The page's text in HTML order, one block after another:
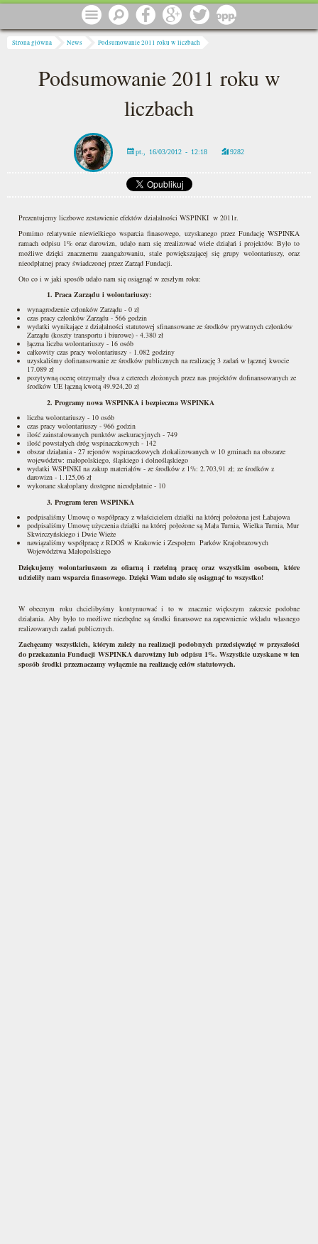
Przejdź do treści Menu Szukaj Facebook Google Twitter
Jesteś tutaj
Strona główna News Podsumowanie 2011 roku w liczbach
Podsumowanie 2011 roku w
liczbach
pt., 16/03/2012 - 12:18 9282
Prezentujemy liczbowe zestawienie efektów działalności WSPINKI w 2011r.
Pomimo relatywnie niewielkiego wsparcia finasowego, uzyskanego przez Fundację WSPINKA
ramach odpisu 1% oraz darowizn, udało nam się zrealizować wiele działań i projektów. Było to
możliwe dzięki znacznemu zaangażowaniu, stale powiększającej się grupy wolontariuszy, oraz
nieodpłatnej pracy świadczonej przez Zarząd Fundacji.
Oto co i w jaki sposób udało nam się osiągnąć w zeszłym roku:
1. Praca Zarządu i wolontariuszy:
wynagrodzenie członków Zarządu - 0 zł
czas pracy członków Zarządu - 566 godzin
wydatki wynikające z działalności statutowej sfinansowane ze środków prywatnych członków
Zarządu (koszty transportu i biurowe) - 4.380 zł
łączna liczba wolontariuszy - 16 osób
całkowity czas pracy wolontariuszy - 1.082 godziny
uzyskaliśmy dofinansowanie ze środków publicznych na realizację 3 zadań w łącznej kwocie
17.089 zł
pozytywną ocenę otrzymały dwa z czterech złożonych przez nas projektów dofinansowanych ze
środków UE łączną kwotą 49.924,20 zł
2. Programy nowa WSPINKA i bezpieczna WSPINKA
liczba wolontariuszy - 10 osób
czas pracy wolontariuszy - 966 godzin
ilość zainstalowanych punktów asekuracyjnych - 749
ilość powstałych dróg wspinaczkowych - 142
obszar działania - 27 rejonów wspinaczkowych zlokalizowanych w 10 gminach na obszarze
województw: małopolskiego, śląskiego i dolnośląskiego
wydatki WSPINKI na zakup materiałów - ze środków z 1%: 2.703,91 zł; ze środków z
darowizn - 1.125,06 zł
wykonane skałoplany dostępne nieodpłatnie - 10
3. Program teren WSPINKA
podpisaliśmy Umowę o współpracy z właścicielem działki na której położona jest Łabajowa
podpisaliśmy Umowę użyczenia działki na której położone są Mała Turnia, Wielka Turnia, Mur
Skwirczyńskiego i Dwie Wieże
nawiązaliśmy współpracę z RDOŚ w Krakowie i Zespołem Parków Krajobrazowych
Województwa Małopolskiego
Dziękujemy wolontariuszom za ofiarną i rzetelną pracę oraz wszystkim osobom, które
udzieliły nam wsparcia finasowego. Dzięki Wam udało się osiągnąć to wszystko!
W obecnym roku chcielibyśmy kontynuować i to w znacznie większym zakresie podobne
działania. Aby było to możliwe niezbędne są środki finansowe na zapewnienie wkładu własnego
realizowanych zadań publicznych.
Zachęcamy wszystkich, którym zależy na realizacji podobnych przedsięwzięć w przyszłości
do przekazania Fundacji WSPINKA darowizny lub odpisu 1%. Wszystkie uzyskane w ten
sposób środki przeznaczamy wyłącznie na realizację celów statutowych.